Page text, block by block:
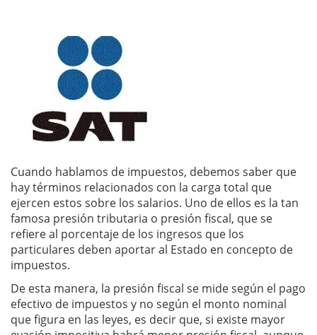
Cuando hablamos de impuestos, debemos saber que
hay términos relacionados con la carga total que
ejercen estos sobre los salarios. Uno de ellos es la tan
famosa presión tributaria o presión fiscal, que se
refiere al porcentaje de los ingresos que los
particulares deben aportar al Estado en concepto de
impuestos.
De esta manera, la presión fiscal se mide según el pago
efectivo de impuestos y no según el monto nominal
que figura en las leyes, es decir que, si existe mayor